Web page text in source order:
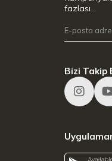
fazlası…
Bizi Takip